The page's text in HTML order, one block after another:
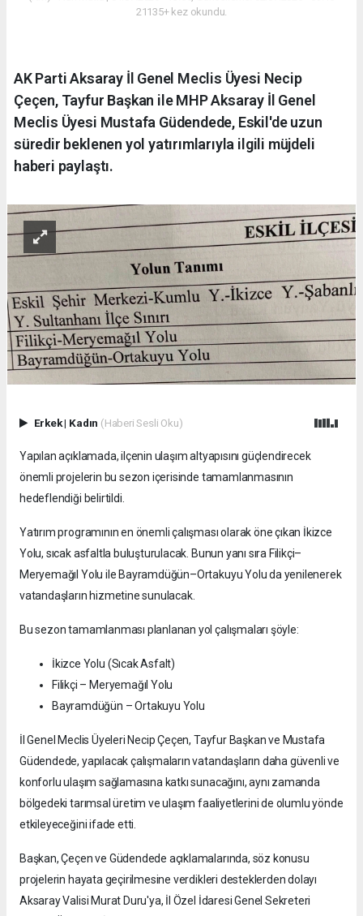
21135+ kez okundu.
AK Parti Aksaray İl Genel Meclis Üyesi Necip
Çeçen, Tayfur Başkan ile MHP Aksaray İl Genel
Meclis Üyesi Mustafa Güdendede, Eskil'de uzun
süredir beklenen yol yatırımlarıyla ilgili müjdeli
haberi paylaştı.
Erkek| Kadın (Haberi Sesli Oku)
Yapılan açıklamada, ilçenin ulaşım altyapısını güçlendirecek
önemli projelerin bu sezon içerisinde tamamlanmasının
hedeflendiği belirtildi.
Yatırım programının en önemli çalışması olarak öne çıkan İkizce
Yolu, sıcak asfaltla buluşturulacak. Bunun yanı sıra Filikçi–
Meryemağıl Yolu ile Bayramdüğün–Ortakuyu Yolu da yenilenerek
vatandaşların hizmetine sunulacak.
Bu sezon tamamlanması planlanan yol çalışmaları şöyle:
İkizce Yolu (Sıcak Asfalt)
Filikçi – Meryemağıl Yolu
Bayramdüğün – Ortakuyu Yolu
İl Genel Meclis Üyeleri Necip Çeçen, Tayfur Başkan ve Mustafa
Güdendede, yapılacak çalışmaların vatandaşların daha güvenli ve
konforlu ulaşım sağlamasına katkı sunacağını, aynı zamanda
bölgedeki tarımsal üretim ve ulaşım faaliyetlerini de olumlu yönde
etkileyeceğini ifade etti.
Başkan, Çeçen ve Güdendede açıklamalarında, söz konusu
projelerin hayata geçirilmesine verdikleri desteklerden dolayı
Aksaray Valisi Murat Duru'ya, İl Özel İdaresi Genel Sekreteri